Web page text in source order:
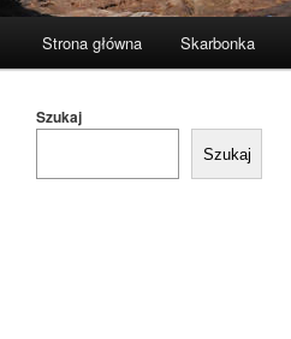
Strona główna Skarbonka
Szukaj
Szukaj